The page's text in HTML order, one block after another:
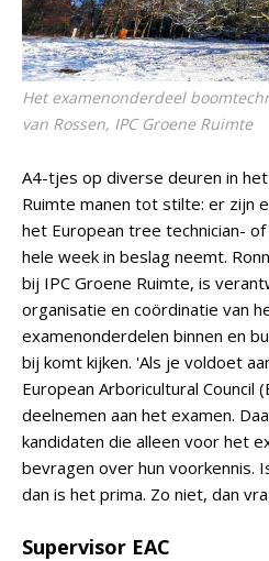
Het examenonderdeel
van Rossen, IPC Groene Ruimte
A4-tjes op diverse deuren in
Ruimte manen tot stilte: er zijn
het European tree technician-
hele week in beslag neemt.
bij IPC Groene Ruimte, is
organisatie en coördinatie van
examenonderdelen binnen en
bij komt kijken. 'Als je voldoet
European Arboricultural Council
deelnemen aan het examen.
kandidaten die alleen voor het
bevragen over hun voorkennis.
dan is het prima. Zo niet, dan
Supervisor EAC